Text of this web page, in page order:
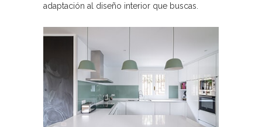
adaptación al diseño interior que buscas.